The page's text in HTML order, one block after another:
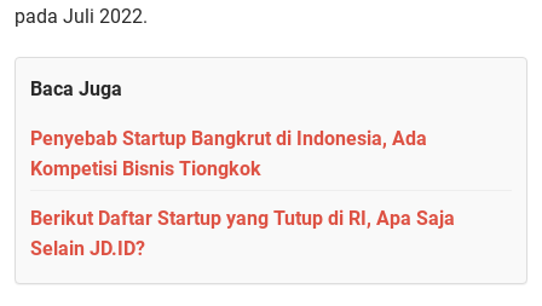
pada Juli 2022.
Baca Juga
Penyebab Startup Bangkrut di Indonesia, Ada
Kompetisi Bisnis Tiongkok
Berikut Daftar Startup yang Tutup di RI, Apa Saja
Selain JD.ID?